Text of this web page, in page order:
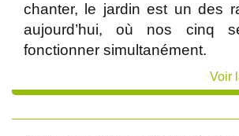
chanter, le jardin est un des
aujourd’hui, où nos cinq
fonctionner simultanément.
Voir